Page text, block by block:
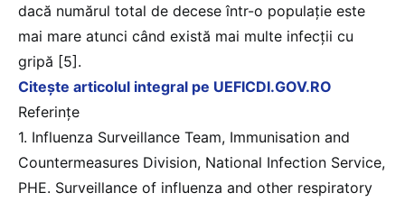
dacă numărul total de decese într-o populație este
mai mare atunci când există mai multe infecții cu
gripă [5].
Citeşte articolul integral pe UEFICDI.GOV.RO
Referințe
1. Influenza Surveillance Team, Immunisation and
Countermeasures Division, National Infection Service,
PHE. Surveillance of influenza and other respiratory